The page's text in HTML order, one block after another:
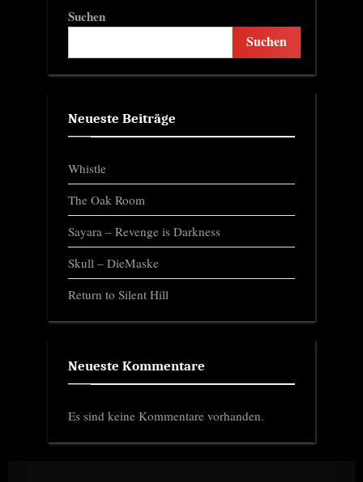
Suchen
Suchen
Neueste Beiträge
Whistle
The Oak Room
Sayara – Revenge is Darkness
Skull – DieMaske
Return to Silent Hill
Neueste Kommentare
Es sind keine Kommentare vorhanden.